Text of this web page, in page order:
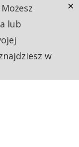
lub
w
×